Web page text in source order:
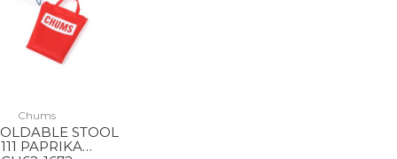
Chums
STOOL
PAPRIKA